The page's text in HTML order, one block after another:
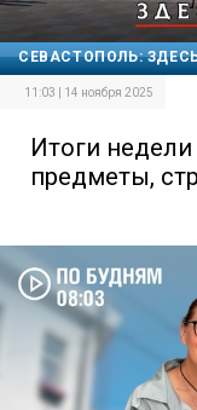
СЕВАСТОПОЛЬ:
11:03 | 14 ноября 2025
Итоги
предметы,